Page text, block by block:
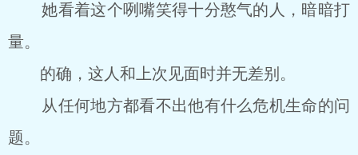
她看着这个咧嘴笑得十分憨气的人，暗暗打
量。
的确，这人和上次见面时并无差别。
从任何地方都看不出他有什么危机生命的问
题。